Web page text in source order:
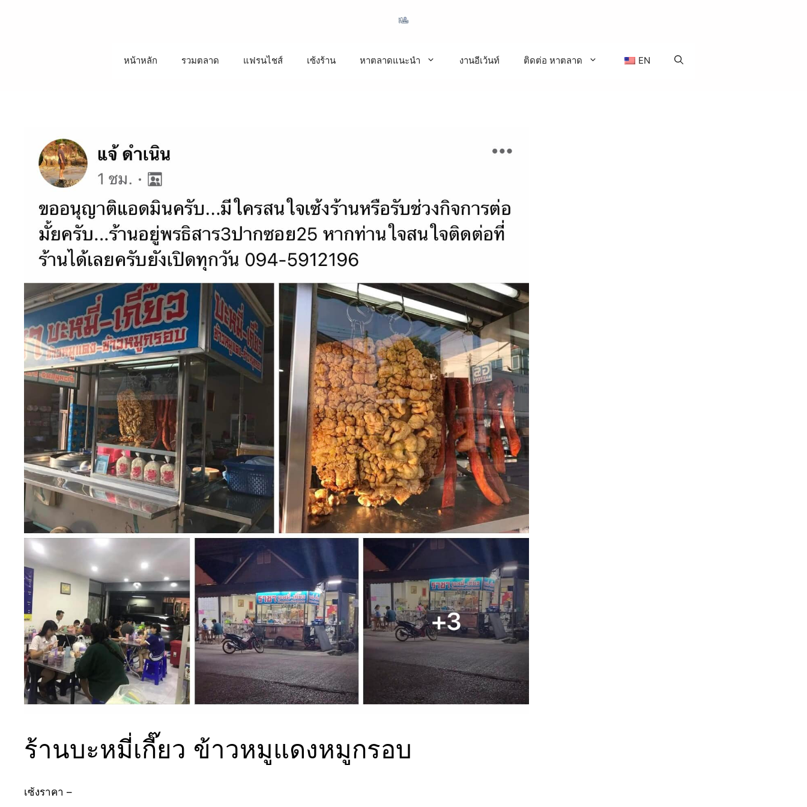
หน้าหลัก รวมตลาด แฟรนไชส์ เซ้งร้าน หาตลาดแนะนำ งานอีเว้นท์ ติดต่อ หาตลาด EN
ร้านบะหมี่เกี๊ยว ข้าวหมูแดงหมูกรอบ
เซ้งราคา –